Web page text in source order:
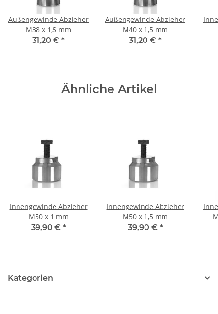
Außengewinde Abzieher
M38 x 1,5 mm
31,20 € *
Außengewinde Abzieher
M40 x 1,5 mm
31,20 € *
Ähnliche Artikel
Innengewinde Abzieher
M50 x 1 mm
39,90 € *
Innengewinde Abzieher
M50 x 1,5 mm
39,90 € *
Kategorien